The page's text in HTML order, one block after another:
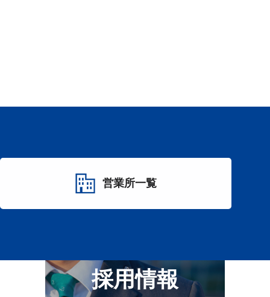
営業所一覧
採用情報